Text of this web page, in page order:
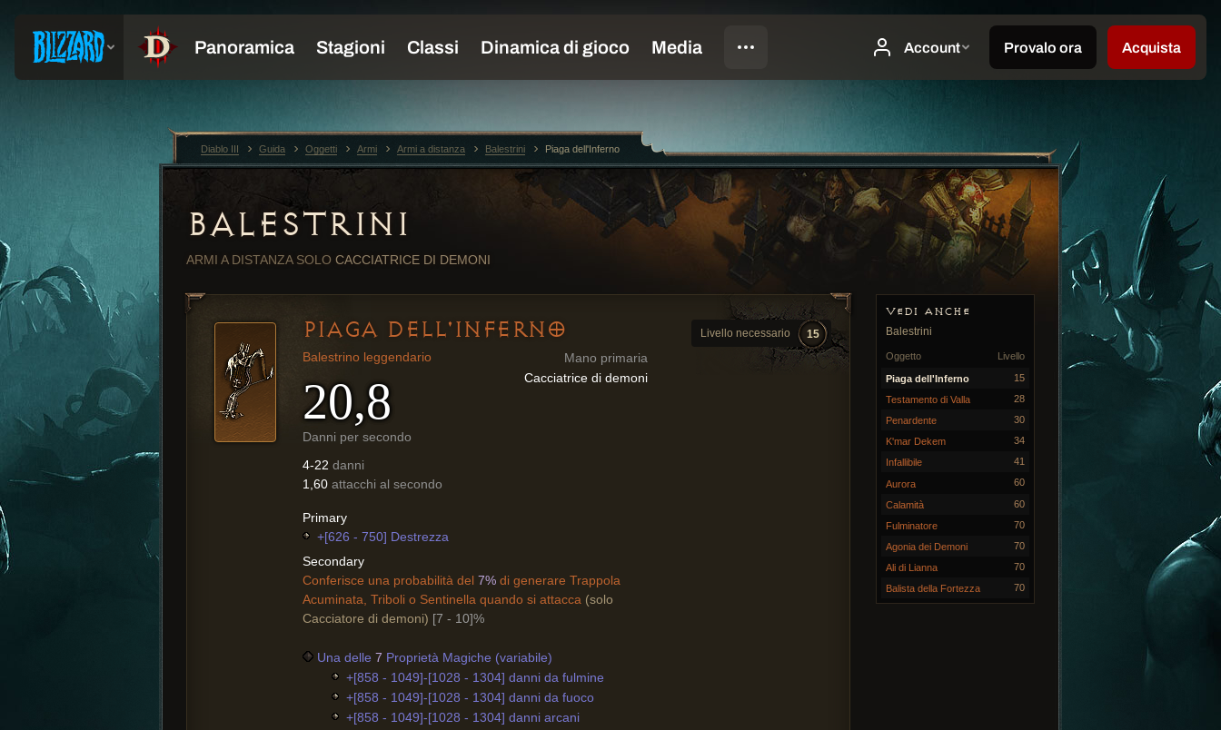
BALESTRINI
ARMI A DISTANZA SOLO CACCIATRICE DI DEMONI
VEDI ANCHE
Balestrini
Livello
Oggetto
Piaga dell'Inferno 15
Testamento di Valla 28
Penardente 30
K'mar Dekem 34
Infallibile 41
Aurora 60
Calamità 60
Fulminatore 70
Agonia dei Demoni 70
Ali di Lianna 70
Balista della Fortezza 70
Livello necessario 15
PIAGA DELL'INFERNO
Mano primaria
Cacciatrice di demoni
Balestrino leggendario
20,8
Danni per secondo
4-22 danni
1,60 attacchi al secondo
Primary
+[626 - 750] Destrezza
Secondary
Conferisce una probabilità del 7% di generare Trappola
Acuminata, Triboli o Sentinella quando si attacca (solo
Cacciatore di demoni) [7 - 10]%
Una delle 7 Proprietà Magiche (variabile)
+[858 - 1049]-[1028 - 1304] danni da fulmine
+[858 - 1049]-[1028 - 1304] danni da fuoco
+[858 - 1049]-[1028 - 1304] danni arcani
Diablo III Guida Oggetti Armi Armi a distanza Balestrini Piaga dell'Inferno